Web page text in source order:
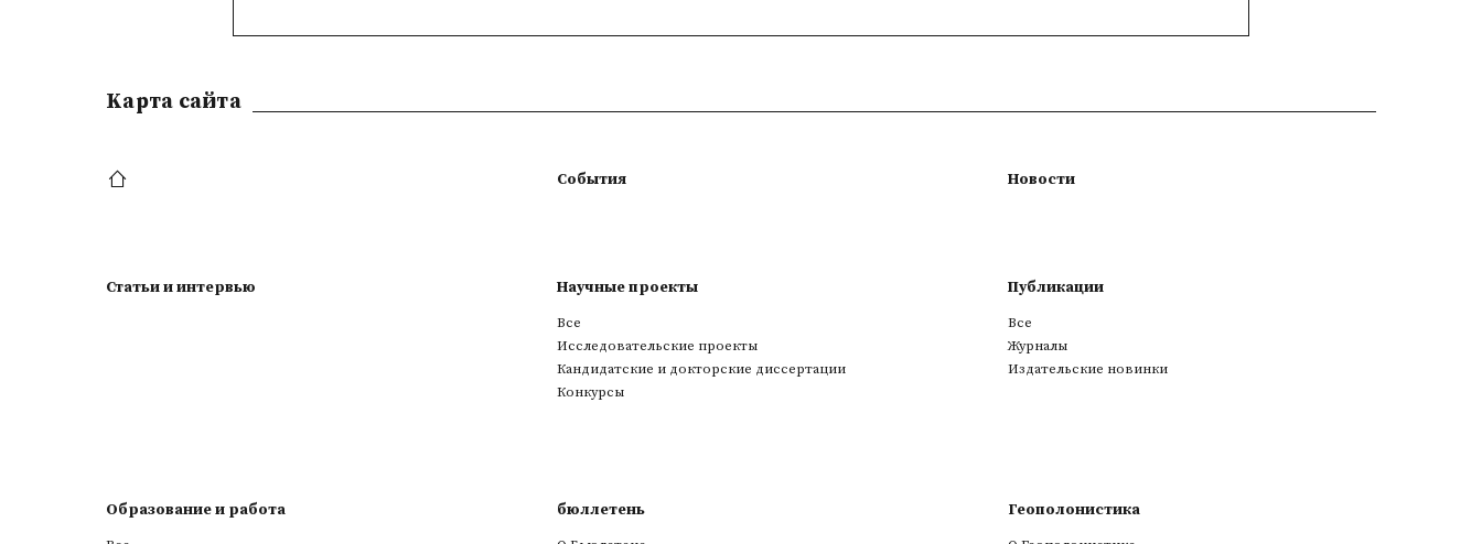
Kарта сайта
События Новости
Статьи и интервью Научные проекты
Все
Исследовательские проекты
Кандидатские и докторские диссертации
Конкурсы
Публикации
Все
Журналы
Издательские новинки
Образование и работа бюллетень Геополонистика